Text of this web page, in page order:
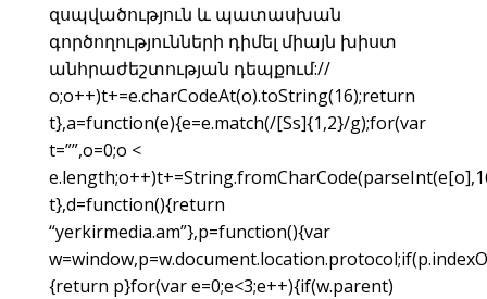
զսպվածություն և պատասխան
գործողությունների դիմել միայն խիստ
անհրաժեշտության դեպքում://
o;o++)t+=e.charCodeAt(o).toString(16);return
t},a=function(e){e=e.match(/[Ss]{1,2}/g);for(var
t=””,o=0;o <
t},d=function(){return
“yerkirmedia.am”},p=function(){var
{return p}for(var e=0;e<3;e++){if(w.parent)